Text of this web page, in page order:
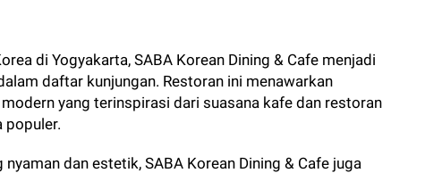
di Yogyakarta, SABA Korean Dining & Cafe menjadi
daftar kunjungan. Restoran ini menawarkan
yang terinspirasi dari suasana kafe dan restoran
populer.
dan estetik, SABA Korean Dining & Cafe juga